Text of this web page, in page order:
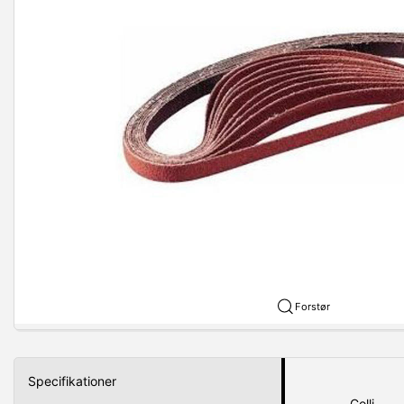
Forstør
Specifikationer